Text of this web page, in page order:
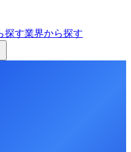
探す業界から探す